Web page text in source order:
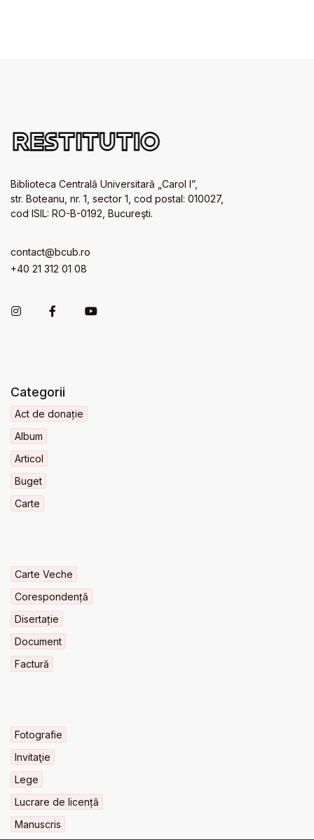
Biblioteca Centrală Universitară „Carol I”,
str. Boteanu, nr. 1, sector 1, cod postal: 010027,
cod ISIL: RO-B-0192, Bucureşti.
contact@bcub.ro
+40 21 312 01 08
Categorii
Act de donație
Album
Articol
Buget
Carte
Carte Veche
Corespondență
Disertație
Document
Factură
Fotografie
Invitaţie
Lege
Lucrare de licență
Manuscris